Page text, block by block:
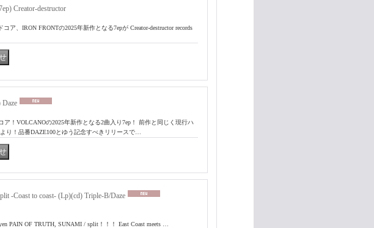
Creator-destructor
ア、IRON FRONTの2025年新作となる7epが Creator-destructor records
ア！VOLCANOの2025年新作となる2曲入り7ep！ 前作と同じく現行ハ
り！品番DAZE100とゆう記念すべきリリースで…
-Coast to coast- (Lp)(cd) Triple-B/Daze
PAIN OF TRUTH, SUNAMI / split！！！ East Coast meets …